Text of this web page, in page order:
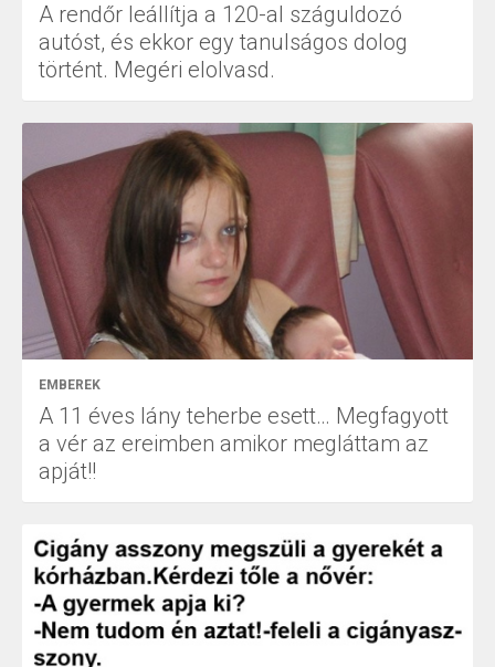
A rendőr leállítja a 120-al száguldozó
autóst, és ekkor egy tanulságos dolog
történt. Megéri elolvasd.
EMBEREK
A 11 éves lány teherbe esett… Megfagyott
a vér az ereimben amikor megláttam az
apját!!